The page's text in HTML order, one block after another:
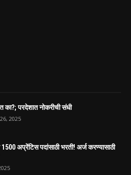
का?; परदेशात नोकरीची संधी
2025
अप्रेंटिस पदांसाठी भरती! अर्ज करण्यासाठी